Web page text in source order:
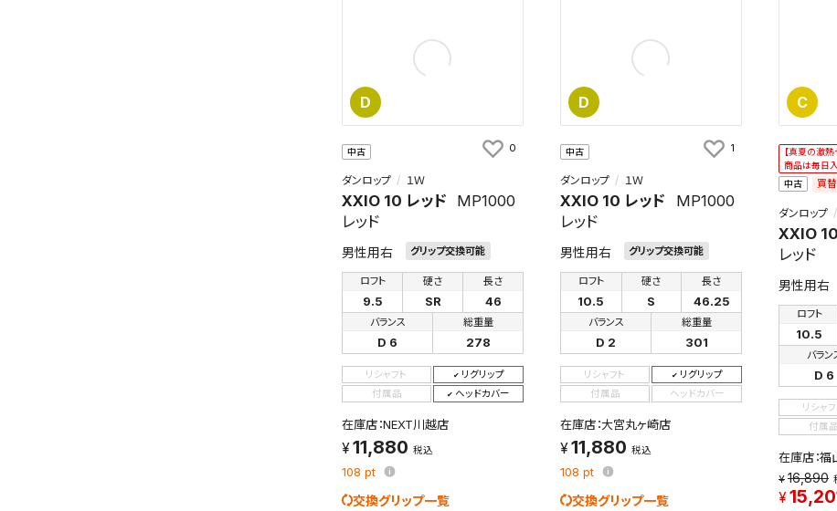
D
中古
ダンロップ １Ｗ
XXIO 10 レッド
MP1000
レッド
男性用右 グリップ交換可能
ロフト
9.5
硬さ
SR
長さ
46
バランス
D 6
総重量
278
リシャフト
リグリップ
付属品
ヘッドカバー
在庫店：NEXT川越店
11,880 税込
108 pt
交換グリップ一覧
0
D
中古
ダンロップ １Ｗ
XXIO 10 レッド
MP1000
レッド
男性用右 グリップ交換可能
ロフト
10.5
硬さ
S
長さ
46.25
バランス
D 2
総重量
301
リシャフト
リグリップ
付属品
ヘッドカバー
在庫店：大宮丸ヶ崎店
11,880 税込
108 pt
交換グリップ一覧
1
C
【真夏の激
商品は毎日
中古
買
ダンロップ
XXIO
レッド
男性用右
ロフト
10.5
バラン
D 6
リシャフ
付属品
在庫店：
16,890
この検索条件をマイページ内「保存検索条件一覧」に保存します。
よく探す商品を、毎回条件指定することなく簡単に開くことができます。
検索条件
新着通知
新着通知を「する」にすると、この条件に一致する商品が入荷した際に、メール及び
のアカウント内の「お知らせ」で通知します。
保存された検索条件は変更できません。
条件を変更したい場合は、マイページの「保存検索条件一覧」から画面を表示し、条件
の上、保存し直してください。
保存する
検索条件を保存
検索条件を保存しました。
これまで保存した検索条件は、マイページの「保存検索条件一覧」で確認できます。